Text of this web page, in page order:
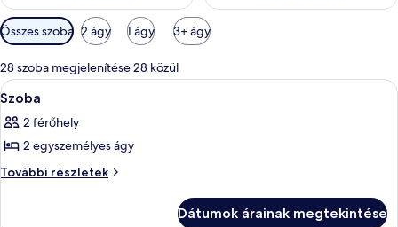
Szobákhoz
rendelkezésre
álló
szűrők
Összes szoba 2 ágy 1 ágy 3+ ágy
28 szoba megjelenítése 28 közül
A
következő
szoba
összes
képének
Egy szállodai szoba, amelyben
8
Szoba
2 férőhely
2 egyszemélyes ágy
További részletek
Szoba
Dátumok árainak megtekintése